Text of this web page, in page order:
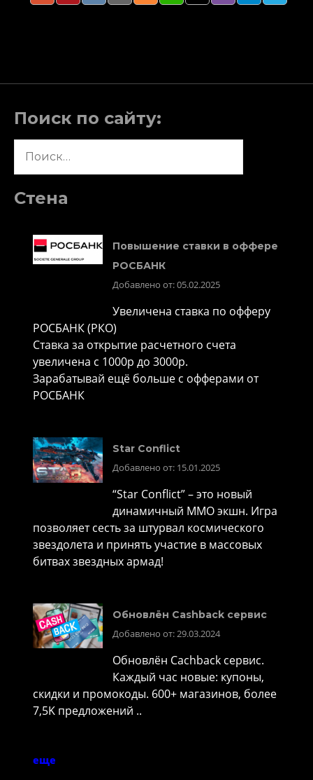
Поиск по сайту:
Стена
Повышение ставки в оффере
РОСБАНК
Добавлено от: 05.02.2025
Увеличена ставка по офферу
РОСБАНК (РКО)
Ставка за открытие расчетного счета
увеличена с 1000р до 3000р.
Зарабатывай ещё больше с офферами от
РОСБАНК
Star Conflict
Добавлено от: 15.01.2025
“Star Conflict” – это новый
динамичный MMO экшн. Игра
позволяет сесть за штурвал космического
звездолета и принять участие в массовых
битвах звездных армад!
Обновлён Cashback сервис
Добавлено от: 29.03.2024
Обновлён Cachback сервис.
Каждый час новые: купоны,
скидки и промокоды. 600+ магазинов, более
7,5K предложений ..
еще